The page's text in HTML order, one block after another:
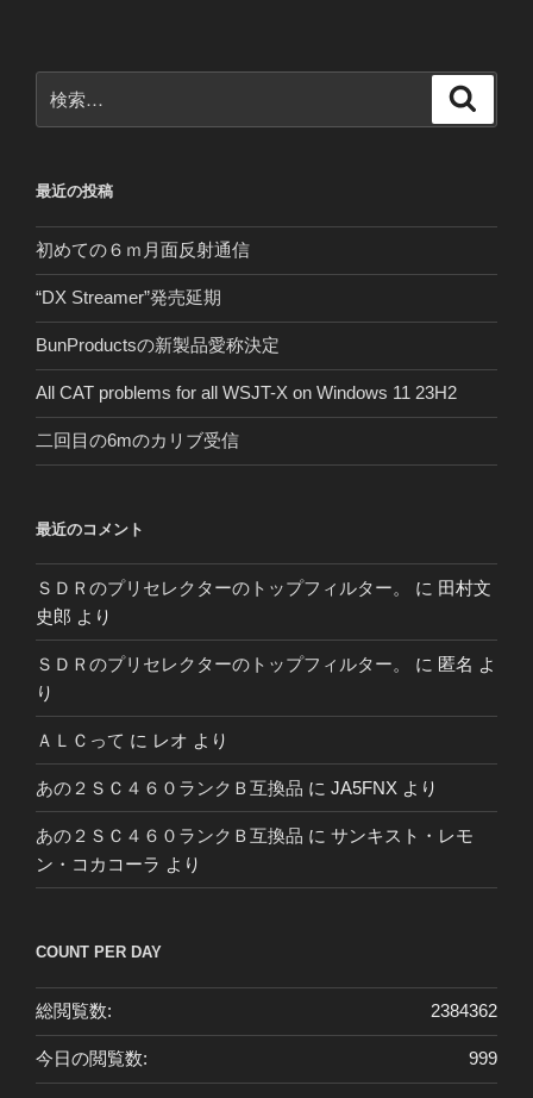
索:
最近の投稿
初めての６ｍ月面反射通信
“DX Streamer”発売延期
BunProductsの新製品愛称決定
All CAT problems for all WSJT-X on Windows 11 23H2
二回目の6mのカリブ受信
最近のコメント
ＳＤＲのプリセレクターのトップフィルター。 に 田村文
史郎 より
ＳＤＲのプリセレクターのトップフィルター。 に 匿名 よ
り
ＡＬＣって に レオ より
あの２ＳＣ４６０ランクＢ互換品 に JA5FNX より
あの２ＳＣ４６０ランクＢ互換品 に サンキスト・レモ
ン・コカコーラ より
COUNT PER DAY
2384362
総閲覧数:
999
今日の閲覧数: